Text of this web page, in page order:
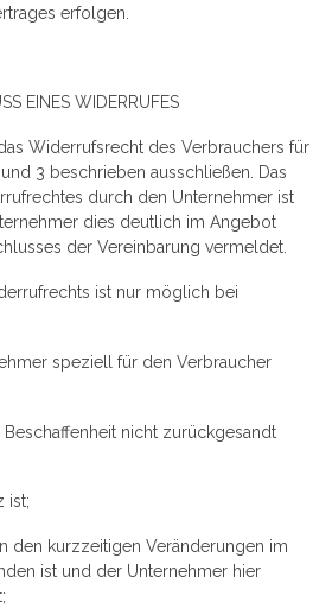
erfolgen.
EINES WIDERRUFES
Widerrufsrecht des Verbrauchers für
3 beschrieben ausschließen. Das
durch den Unternehmer ist
dies deutlich im Angebot
der Vereinbarung vermeldet.
ist nur möglich bei
speziell für den Verbraucher
nicht zurückgesandt
ist;
den kurzzeitigen Veränderungen im
ist und der Unternehmer hier